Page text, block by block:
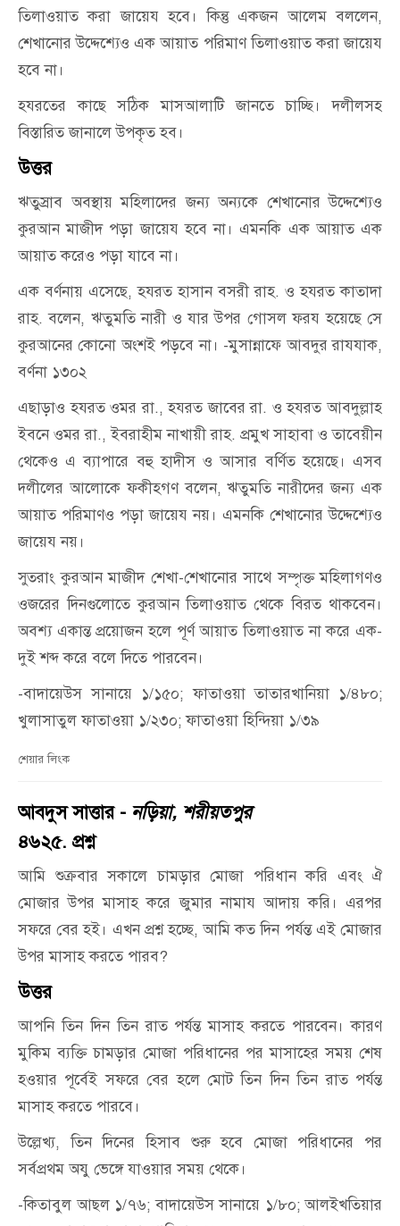
তিলাওয়াত করা জায়েয হবে। কিন্তু একজন আলেম বললেন,
শেখানোর উদ্দেশ্যেও এক আয়াত পরিমাণ তিলাওয়াত করা জায়েয
হবে না।
হযরতের কাছে সঠিক মাসআলাটি জানতে চাচ্ছি। দলীলসহ
বিস্তারিত জানালে উপকৃত হব।
উত্তর
ঋতুস্রাব অবস্থায় মহিলাদের জন্য অন্যকে শেখানোর উদ্দেশ্যেও
কুরআন মাজীদ পড়া জায়েয হবে না। এমনকি এক আয়াত এক
আয়াত করেও পড়া যাবে না।
এক বর্ণনায় এসেছে, হযরত হাসান বসরী রাহ. ও হযরত কাতাদা
রাহ. বলেন, ঋতুমতি নারী ও যার উপর গোসল ফরয হয়েছে সে
কুরআনের কোনো অংশই পড়বে না। -মুসান্নাফে আবদুর রাযযাক,
বর্ণনা ১৩০২
এছাড়াও হযরত ওমর রা., হযরত জাবের রা. ও হযরত আবদুল্লাহ
ইবনে ওমর রা., ইবরাহীম নাখায়ী রাহ. প্রমুখ সাহাবা ও তাবেয়ীন
থেকেও এ ব্যাপারে বহু হাদীস ও আসার বর্ণিত হয়েছে। এসব
দলীলের আলোকে ফকীহগণ বলেন, ঋতুমতি নারীদের জন্য এক
আয়াত পরিমাণও পড়া জায়েয নয়। এমনকি শেখানোর উদ্দেশ্যেও
জায়েয নয়।
সুতরাং কুরআন মাজীদ শেখা-শেখানোর সাথে সম্পৃক্ত মহিলাগণও
ওজরের দিনগুলোতে কুরআন তিলাওয়াত থেকে বিরত থাকবেন।
অবশ্য একান্ত প্রয়োজন হলে পূর্ণ আয়াত তিলাওয়াত না করে এক-
দুই শব্দ করে বলে দিতে পারবেন।
-বাদায়েউস সানায়ে ১/১৫০; ফাতাওয়া তাতারখানিয়া ১/৪৮০;
খুলাসাতুল ফাতাওয়া ১/২৩০; ফাতাওয়া হিন্দিয়া ১/৩৯
শেয়ার লিংক
আবদুস সাত্তার - নড়িয়া, শরীয়তপুর
৪৬২৫. প্রশ্ন
আমি শুক্রবার সকালে চামড়ার মোজা পরিধান করি এবং ঐ
মোজার উপর মাসাহ করে জুমার নামায আদায় করি। এরপর
সফরে বের হই। এখন প্রশ্ন হচ্ছে, আমি কত দিন পর্যন্ত এই মোজার
উপর মাসাহ করতে পারব?
উত্তর
আপনি তিন দিন তিন রাত পর্যন্ত মাসাহ করতে পারবেন। কারণ
মুকিম ব্যক্তি চামড়ার মোজা পরিধানের পর মাসাহের সময় শেষ
হওয়ার পূর্বেই সফরে বের হলে মোট তিন দিন তিন রাত পর্যন্ত
মাসাহ করতে পারবে।
উল্লেখ্য, তিন দিনের হিসাব শুরু হবে মোজা পরিধানের পর
সর্বপ্রথম অযু ভেঙ্গে যাওয়ার সময় থেকে।
-কিতাবুল আছল ১/৭৬; বাদায়েউস সানায়ে ১/৮০; আলইখতিয়ার